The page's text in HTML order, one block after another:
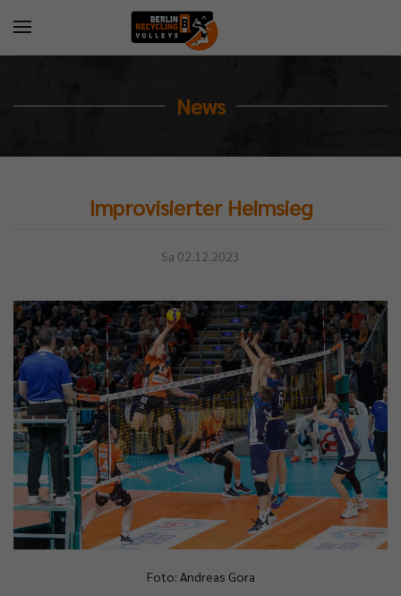
News
Improvisierter Heimsieg
Sa 02.12.2023
Foto: Andreas Gora